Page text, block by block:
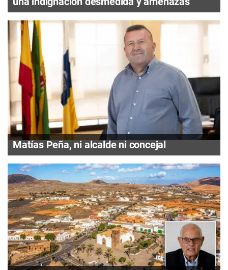
Matías Peña, ni alcalde ni concejal